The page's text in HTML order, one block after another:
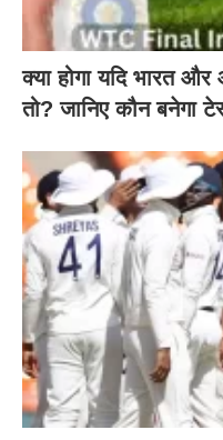
क्या होगा यदि भारत
तो? जानिए कौन बनेगा